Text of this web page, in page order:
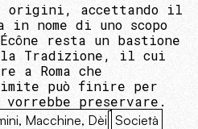
origini, accettando il
nome di uno scopo
resta un bastione
Tradizione, il cui
a Roma che
può finire per
preservare.
Macchine, Dèi Società